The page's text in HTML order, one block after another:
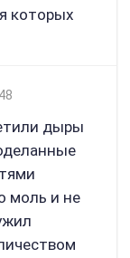
которых
дыры
моль и не